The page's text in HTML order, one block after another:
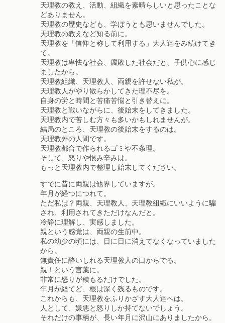
天理教の教え、活動、組織を素晴らしいと思ったことな
どありません。
天理教の歴史なども、学ぼうとも思いませんでした。
天理教の教えなど知る前に。
天理教を「信仰と称して利用する」大人達をみ続けてき
て。
天理教は卑怯な社会、腐敗した社会だと、子供心に感じ
ましたから。
天理教組織、天理教人、両親を許せない私が。
天理教人がやり散らかしてきた理不尽を。
自身の労と時間と苦痛苦悩と引き替えに。
天理教と戦いながらに、後始末をしてきました。
天理教内で苦しむ方々も多いかもしれませんが。
結局のところ、天理教の後始末をするのは。
天理教外の人間です。
天理教都合で作られるゴミや不条理。
そして、怒りや恨み辛みは。
もっと天理教内で整理し始末してください。
すでに昔に両親は他界していますが。
年月が経つにつれて。
ただ私は？両親、天理教人、天理教組織にいいように騙
され、利用されてきただけなんだと。
冷静に理解し、実感しました。
親という感覚は、両親の生前中。
私の幼少の頃には、日に日に消えてなくなっていました
から。
無責任に酔いしれる天理教人の口からでる。
親！という言葉に。
非常に怒りが積もるだけでした。
年月が経てど、根は深く残るものです。
これからも、天理教をふりかざす大人達へは。
人として、嫌悪と怒りしか持てないでしょう。
それだけの事柄が、長い年月に沢山にありましたから。